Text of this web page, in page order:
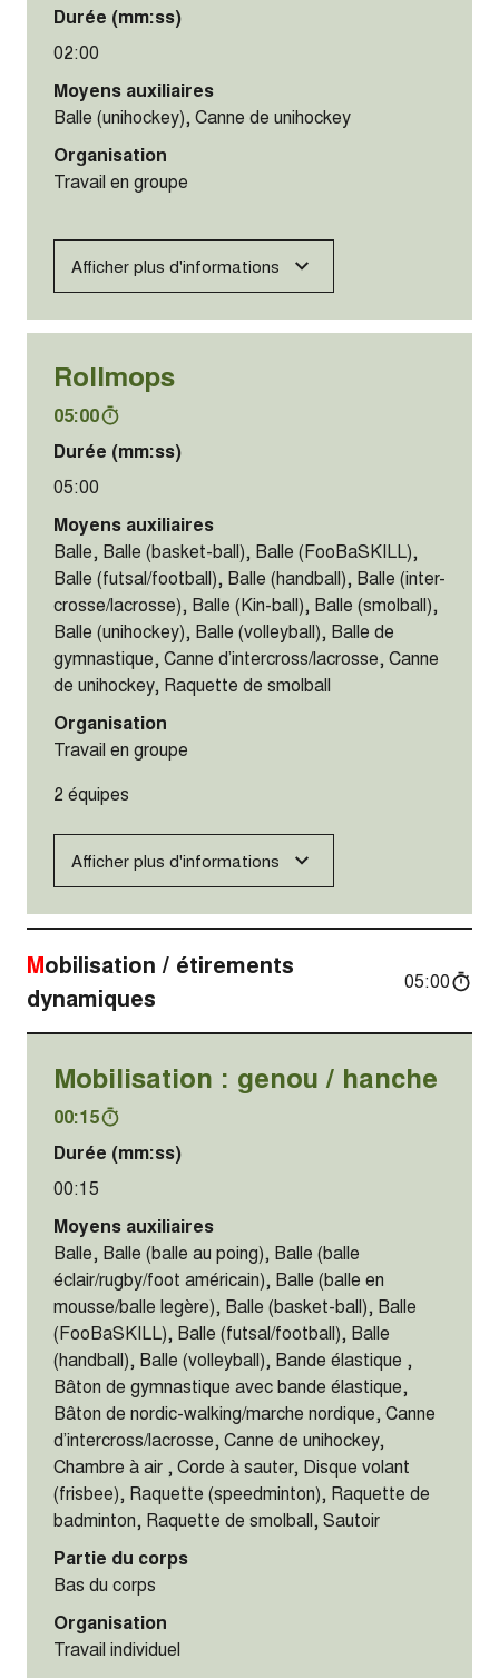
Durée (mm:ss)
02:00
Moyens auxiliaires
Balle (unihockey), Canne de unihockey
Organisation
Travail en groupe
Afficher plus d'informations
Rollmops
05:00
Durée (mm:ss)
05:00
Moyens auxiliaires
Balle, Balle (basket-ball), Balle (FooBaSKILL),
Balle (futsal/football), Balle (handball), Balle (inter-
crosse/lacrosse), Balle (Kin-ball), Balle (smolball),
Balle (unihockey), Balle (volleyball), Balle de
gymnastique, Canne d’intercross/lacrosse, Canne
de unihockey, Raquette de smolball
Organisation
Travail en groupe
2 équipes
Afficher plus d'informations
Mobilisation / étirements
dynamiques
05:00
Mobilisation : genou / hanche
00:15
Durée (mm:ss)
00:15
Moyens auxiliaires
Balle, Balle (balle au poing), Balle (balle
éclair/rugby/foot américain), Balle (balle en
mousse/balle legère), Balle (basket-ball), Balle
(FooBaSKILL), Balle (futsal/football), Balle
(handball), Balle (volleyball), Bande élastique ,
Bâton de gymnastique avec bande élastique,
Bâton de nordic-walking/marche nordique, Canne
d’intercross/lacrosse, Canne de unihockey,
Chambre à air , Corde à sauter, Disque volant
(frisbee), Raquette (speedminton), Raquette de
badminton, Raquette de smolball, Sautoir
Partie du corps
Bas du corps
Organisation
Travail individuel